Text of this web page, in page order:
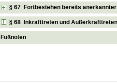
§ 67 Fortbestehen bereits
§ 68 Inkrafttreten und Außerkrafttreten
Fußnoten